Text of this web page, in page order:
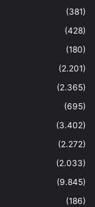
(381)
(428)
(180)
(2.201)
(2.365)
(695)
(3.402)
(2.272)
(2.033)
(9.845)
(186)